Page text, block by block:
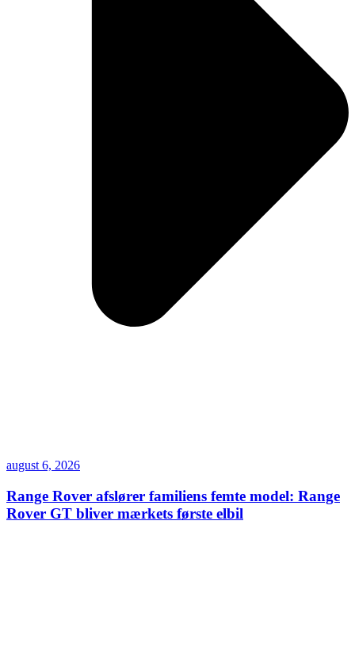
august 6, 2026
Range Rover afslører familiens femte model: Range
Rover GT bliver mærkets første elbil